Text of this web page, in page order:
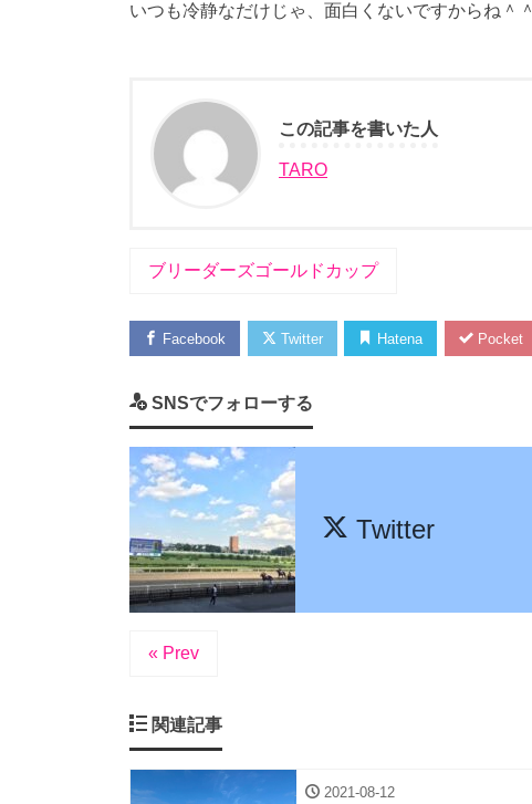
いつも冷静なだけじゃ、面白くないですからね＾＾
この記事を書いた人
TARO
ブリーダーズゴールドカップ
Facebook Twitter Hatena Pocket
SNSでフォローする
Twitter
« Prev
関連記事
2021-08-12